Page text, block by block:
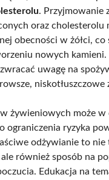
. Przyjmowanie
oraz cholesterolu
obecności w żółci, co
nowych
uwagę na
niskotłuszczowe
żywieniowych może w
ograniczenia ryzyka
odżywianie to nie
również sposób na
Edukacja na